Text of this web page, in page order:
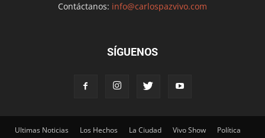
Contáctanos: info@carlospazvivo.com
SÍGUENOS
Ultimas Noticias Los Hechos La Ciudad Vivo Show
Política